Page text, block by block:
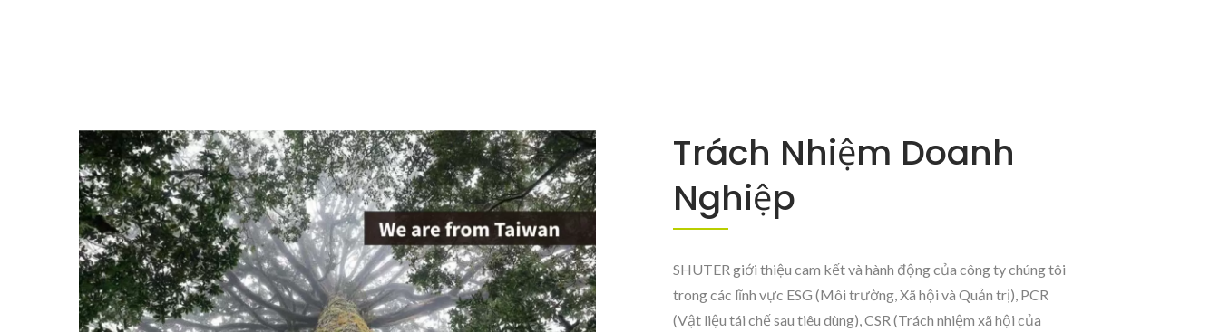
Trách Nhiệm Doanh
Nghiệp
SHUTER giới thiệu cam kết và hành động của công ty chúng tôi
trong các lĩnh vực ESG (Môi trường, Xã hội và Quản trị), PCR
(Vật liệu tái chế sau tiêu dùng), CSR (Trách nhiệm xã hội của